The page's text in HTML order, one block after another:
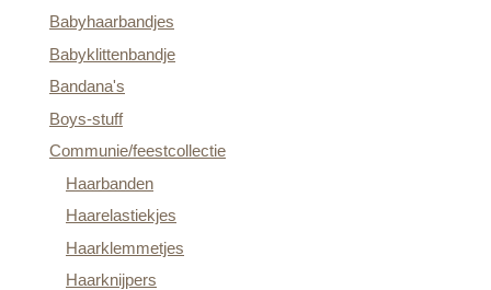
Babyhaarbandjes
Babyklittenbandje
Bandana's
Boys-stuff
Communie/feestcollectie
Haarbanden
Haarelastiekjes
Haarklemmetjes
Haarknijpers